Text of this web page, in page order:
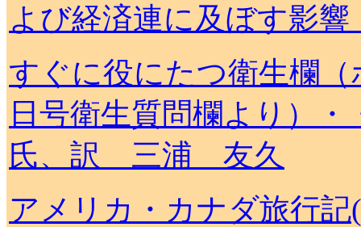
よび経済連に及ぼす影
すぐに役にたつ衛生欄
日号衛生質問欄より）
氏、訳 三浦 友久
アメリカ・カナダ旅行